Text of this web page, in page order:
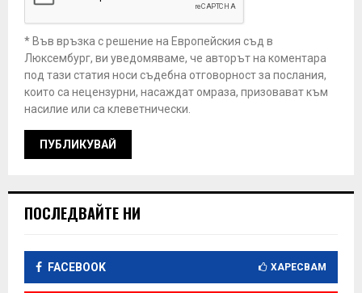
* Във връзка с решение на Европейския съд в
Люксембург, ви уведомяваме, че авторът на коментара
под тази статия носи съдебна отговорност за послания,
които са нецензурни, насаждат омраза, призовават към
насилие или са клеветнически.
ПОСЛЕДВАЙТЕ НИ
FACEBOOK ХАРЕСВАМ